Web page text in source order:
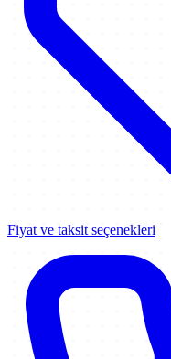
Fiyat ve taksit seçenekleri